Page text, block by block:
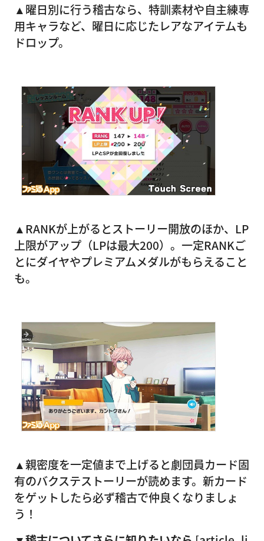
▲曜日別に行う稽古なら、特訓素材や自主練専
用キャラなど、曜日に応じたレアなアイテムも
ドロップ。
▲RANKが上がるとストーリー開放のほか、LP
上限がアップ（LPは最大200）。一定RANKご
とにダイヤやプレミアムメダルがもらえること
も。
▲親密度を一定値まで上げると劇団員カード固
有のバクステストーリーが読めます。新カード
をゲットしたら必ず稽古で仲良くなりましょ
う！